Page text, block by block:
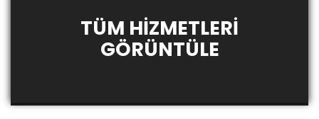
TÜM HİZMETLERİ
GÖRÜNTÜLE